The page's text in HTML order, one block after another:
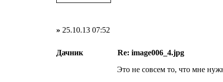
» 25.10.13 07:52
Дачник
Re: image006_4.jpg
Это не совсем то, что мне